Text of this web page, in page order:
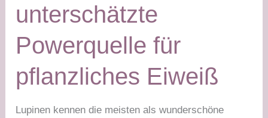
sie
kaufst
unterschätzte
Powerquelle für
pflanzliches Eiweiß
Lupinen kennen die meisten als wunderschöne